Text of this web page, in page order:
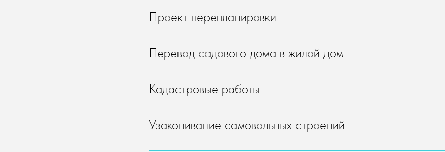
Проект перепланировки
Перевод садового дома в жилой дом
Кадастровые работы
Узаконивание самовольных строений